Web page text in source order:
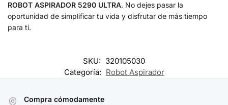
ROBOT ASPIRADOR 5290 ULTRA. No dejes pasar la
oportunidad de simplificar tu vida y disfrutar de más tiempo
para ti.
SKU: 320105030
Categoría: Robot Aspirador
Compra cómodamente